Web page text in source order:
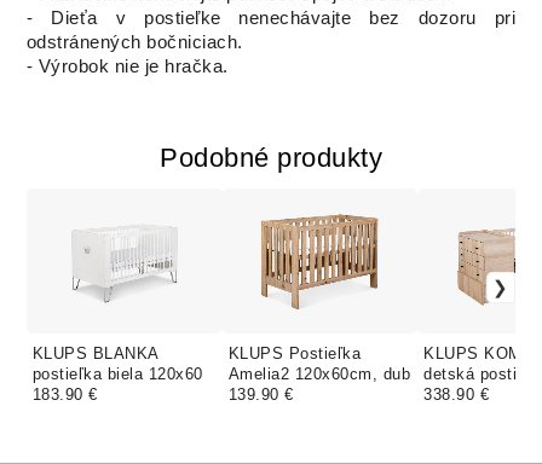
- Dieťa v postieľke nenechávajte bez dozoru pri
odstránených bočniciach.
- Výrobok nie je hračka.
Podobné produkty
KLUPS BLANKA
postieľka biela 120x60
183.90 €
KLUPS Postieľka
Amelia2 120x60cm, dub
139.90 €
KLUPS
detská
Buk
338.90 €